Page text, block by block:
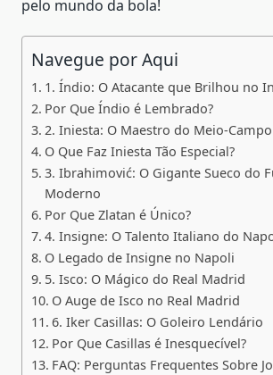
pelo mundo da bola!
Navegue por Aqui
1. Índio: O Atacante que Brilhou no
Por Que Índio é Lembrado?
2. Iniesta: O Maestro do Meio-
O Que Faz Iniesta Tão Especial?
3. Ibrahimović: O Gigante Sueco do
Moderno
Por Que Zlatan é Único?
4. Insigne: O Talento Italiano do
O Legado de Insigne no Napoli
5. Isco: O Mágico do Real Madrid
O Auge de Isco no Real Madrid
6. Iker Casillas: O Goleiro Lendário
Por Que Casillas é Inesquecível?
FAQ: Perguntas Frequentes Sobre